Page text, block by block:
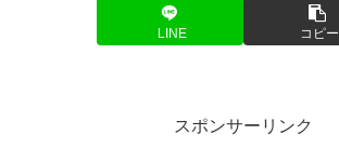
LINE コピー
スポンサーリンク